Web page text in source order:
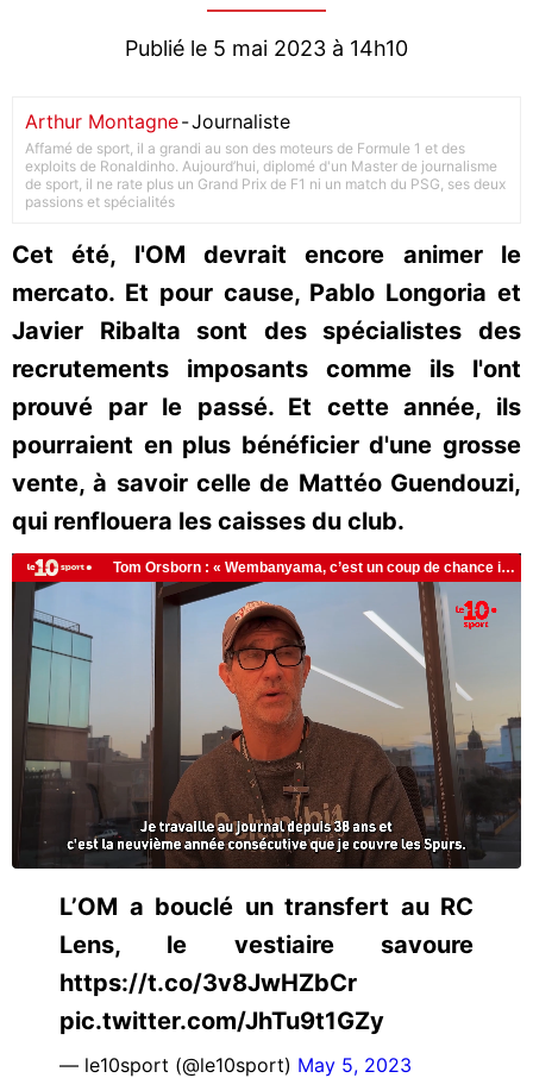
Publié le 5 mai 2023 à 14h10
Arthur Montagne-Journaliste
Affamé de sport, il a grandi au son des moteurs de Formule 1 et des
exploits de Ronaldinho. Aujourd’hui, diplomé d'un Master de journalisme
de sport, il ne rate plus un Grand Prix de F1 ni un match du PSG, ses deux
passions et spécialités
Cet été, l'OM devrait encore animer le
mercato. Et pour cause, Pablo Longoria et
Javier Ribalta sont des spécialistes des
recrutements imposants comme ils l'ont
prouvé par le passé. Et cette année, ils
pourraient en plus bénéficier d'une grosse
vente, à savoir celle de Mattéo Guendouzi,
qui renflouera les caisses du club.
L’OM a bouclé un transfert au RC
Lens, le vestiaire savoure
https://t.co/3v8JwHZbCr
pic.twitter.com/JhTu9t1GZy
— le10sport (@le10sport) May 5, 2023